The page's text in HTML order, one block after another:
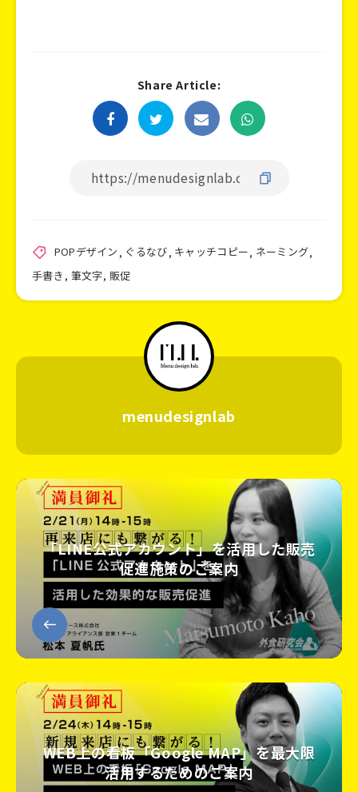
Share Article:
POPデザイン , ぐるなび, キャッチコピー, ネーミング,
手書き , 筆文字, 販促
menudesignlab
「LINE公式アカウント」を活用した販売
促進施策のご案内
WEB上の看板「Google MAP」を最大限
活用するためのご案内